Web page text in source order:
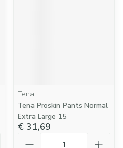
Tena
Tena Proskin Pants Normal
Extra Large 15
€ 31,69